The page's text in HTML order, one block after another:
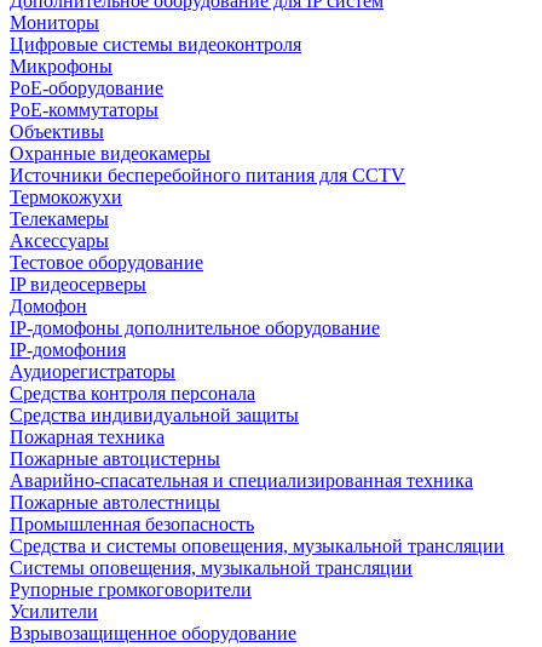
Мониторы
Цифровые системы видеоконтроля
Микрофоны
PoE-оборудование
PoE-коммутаторы
Объективы
Охранные видеокамеры
Источники бесперебойного питания для CCTV
Термокожухи
Телекамеры
Аксессуары
Тестовое оборудование
IP видеосерверы
Домофон
IP-домофоны дополнительное оборудование
IP-домофония
Аудиорегистраторы
Средства контроля персонала
Средства индивидуальной защиты
Пожарная техника
Пожарные автоцистерны
Аварийно-спасательная и специализированная техника
Пожарные автолестницы
Промышленная безопасность
Средства и системы оповещения, музыкальной трансляции
Системы оповещения, музыкальной трансляции
Рупорные громкоговорители
Усилители
Взрывозащищенное оборудование